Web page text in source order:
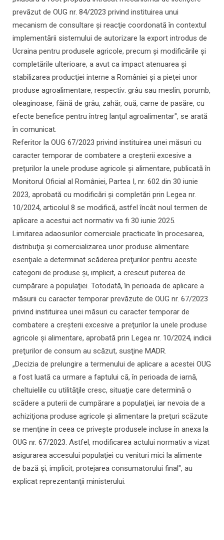
prevăzut de OUG nr. 84/2023 privind instituirea unui
mecanism de consultare şi reacţie coordonată în contextul
implementării sistemului de autorizare la export introdus de
Ucraina pentru produsele agricole, precum şi modificările şi
completările ulterioare, a avut ca impact atenuarea şi
stabilizarea producţiei interne a României şi a pieţei unor
produse agroalimentare, respectiv: grâu sau meslin, porumb,
oleaginoase, făină de grâu, zahăr, ouă, carne de pasăre, cu
efecte benefice pentru întreg lanţul agroalimentar", se arată
în comunicat.
Referitor la OUG 67/2023 privind instituirea unei măsuri cu
caracter temporar de combatere a creşterii excesive a
preţurilor la unele produse agricole şi alimentare, publicată în
Monitorul Oficial al României, Partea I, nr. 602 din 30 iunie
2023, aprobată cu modificări şi completări prin Legea nr.
10/2024, articolul 8 se modifică, astfel încât noul termen de
aplicare a acestui act normativ va fi 30 iunie 2025.
Limitarea adaosurilor comerciale practicate în procesarea,
distribuţia şi comercializarea unor produse alimentare
esenţiale a determinat scăderea preţurilor pentru aceste
categorii de produse şi, implicit, a crescut puterea de
cumpărare a populaţiei. Totodată, în perioada de aplicare a
măsurii cu caracter temporar prevăzute de OUG nr. 67/2023
privind instituirea unei măsuri cu caracter temporar de
combatere a creşterii excesive a preţurilor la unele produse
agricole şi alimentare, aprobată prin Legea nr. 10/2024, indicii
preţurilor de consum au scăzut, susţine MADR.
„Decizia de prelungire a termenului de aplicare a acestei OUG
a fost luată ca urmare a faptului că, în perioada de iarnă,
cheltuielile cu utilităţile cresc, situaţie care determină o
scădere a puterii de cumpărare a populaţiei, iar nevoia de a
achiziţiona produse agricole şi alimentare la preţuri scăzute
se menţine în ceea ce priveşte produsele incluse în anexa la
OUG nr. 67/2023. Astfel, modificarea actului normativ a vizat
asigurarea accesului populaţiei cu venituri mici la alimente
de bază şi, implicit, protejarea consumatorului final", au
explicat reprezentanţii ministerului.